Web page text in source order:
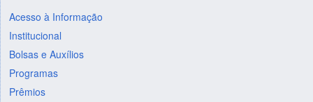
Acesso à Informação
Institucional
Bolsas e Auxílios
Programas
Prêmios